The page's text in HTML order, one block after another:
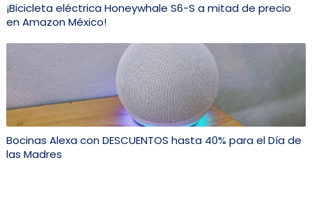
¡Bicicleta eléctrica Honeywhale S6-S a mitad de precio
en Amazon México!
Bocinas Alexa con DESCUENTOS hasta 40% para el Día de
las Madres